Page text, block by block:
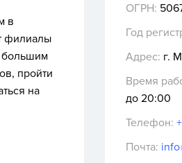
в
филиалы
большим
пройти
на
ОГРН:
Год
Адрес: г.
Время
до 20:00
Телефон:
Почта: